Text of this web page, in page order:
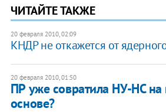
ЧИТАЙТЕ ТАКЖЕ
20 февраля 2010, 02:09
КНДР не откажется от
20 февраля 2010, 01:50
ПР уже совратила НУ-НС
основе?